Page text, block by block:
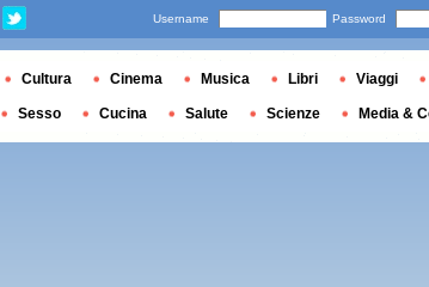
Username Password
Cultura Cinema Musica Libri Viaggi
Sesso Cucina Salute Scienze Media &